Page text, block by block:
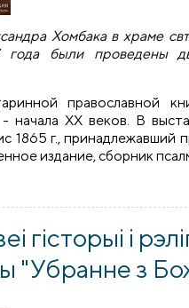
Хомбака в храме
года были проведены
православной
начала ХХ веков. В
1865 г.,
издание, сборник
гісторыі і
"Убранне з